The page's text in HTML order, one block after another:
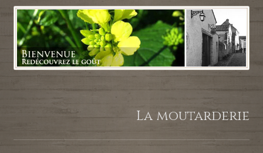
La moutarderie